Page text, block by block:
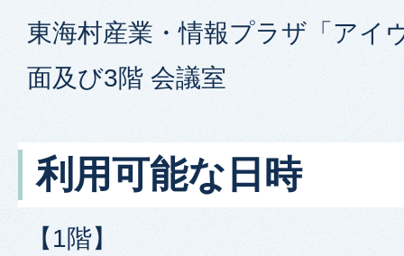
東海村産業・情報プラザ「アイ
面及び3階 会議室
利用可能な日時
【1階】